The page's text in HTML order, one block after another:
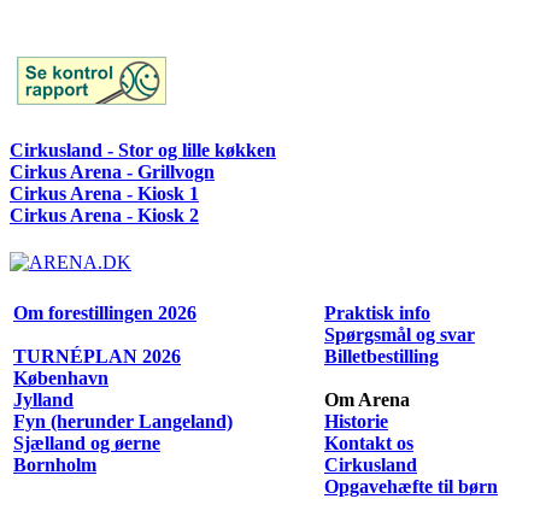
Cirkusland - Stor og lille køkken
Cirkus Arena - Grillvogn
Cirkus Arena - Kiosk 1
Cirkus Arena - Kiosk 2
Om forestillingen 2026
TURNÉPLAN 2026
København
Jylland
Fyn (herunder Langeland)
Sjælland og øerne
Bornholm
Praktisk info
Spørgsmål og svar
Billetbestilling
Om Arena
Historie
Kontakt os
Cirkusland
Opgavehæfte til børn